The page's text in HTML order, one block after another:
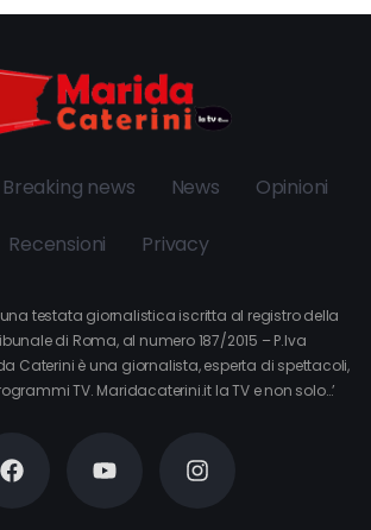
Breaking news News Opinioni
Recensioni Privacy
testata giornalistica iscritta al registro della
di Roma, al numero 187/2015 – P.Iva
Caterini è una giornalista, esperta di spettacoli,
TV. Maridacaterini.it la TV e non solo…’